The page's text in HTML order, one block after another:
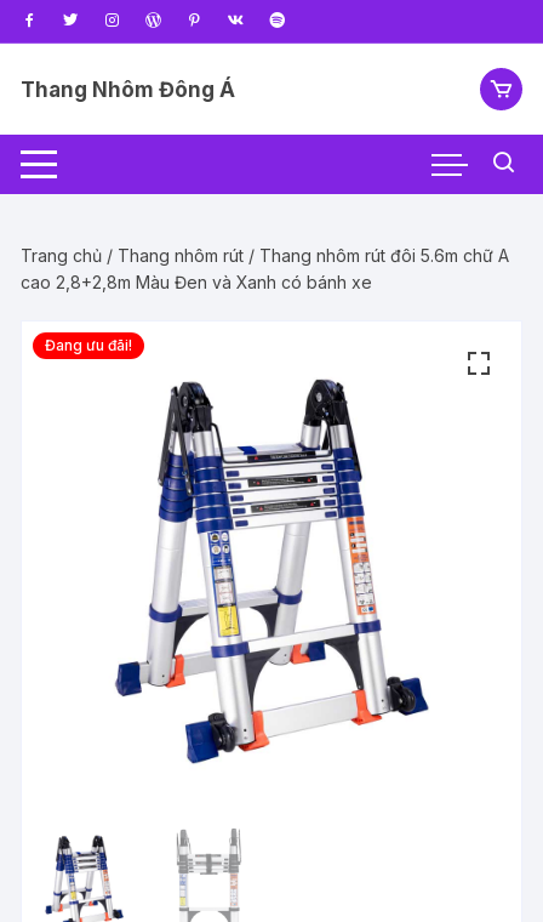
Chuyển
tới
dungThang Nhôm Đông Á
Trang chủ / Thang nhôm rút / Thang nhôm rút đôi 5.6m chữ A
cao 2,8+2,8m Màu Đen và Xanh có bánh xe
Đang ưu đãi!